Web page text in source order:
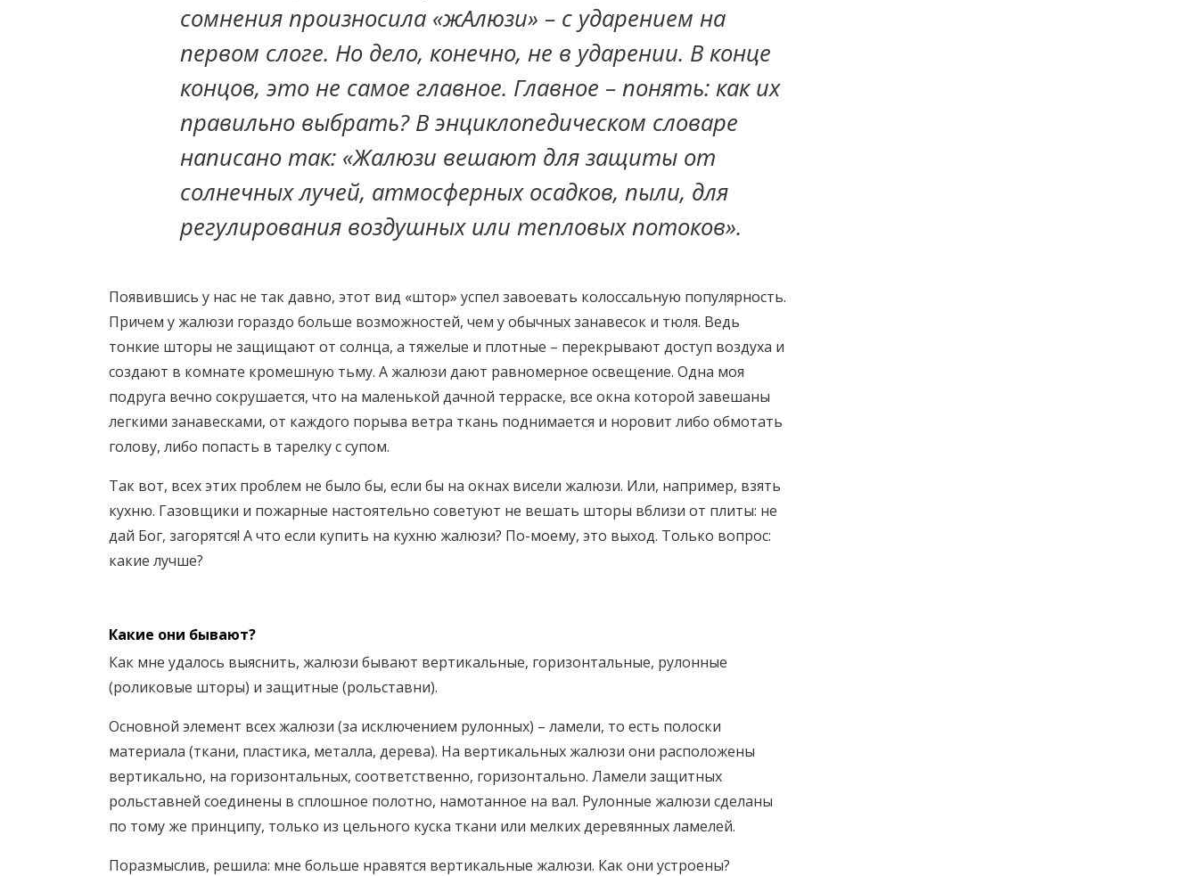
сомнения произносила «жАлюзи» – с ударением на
первом слоге. Но дело, конечно, не в ударении. В конце
концов, это не самое главное. Главное – понять: как их
правильно выбрать? В энциклопедическом словаре
написано так: «Жалюзи вешают для защиты от
солнечных лучей, атмосферных осадков, пыли, для
регулирования воздушных или тепловых потоков».
Появившись у нас не так давно, этот вид «штор» успел завоевать колоссальную популярность.
Причем у жалюзи гораздо больше возможностей, чем у обычных занавесок и тюля. Ведь
тонкие шторы не защищают от солнца, а тяжелые и плотные – перекрывают доступ воздуха и
создают в комнате кромешную тьму. А жалюзи дают равномерное освещение. Одна моя
подруга вечно сокрушается, что на маленькой дачной терраске, все окна которой завешаны
легкими занавесками, от каждого порыва ветра ткань поднимается и норовит либо обмотать
голову, либо попасть в тарелку с супом.
Так вот, всех этих проблем не было бы, если бы на окнах висели жалюзи. Или, например, взять
кухню. Газовщики и пожарные настоятельно советуют не вешать шторы вблизи от плиты: не
дай Бог, загорятся! А что если купить на кухню жалюзи? По-моему, это выход. Только вопрос:
какие лучше?
Какие они бывают?
Как мне удалось выяснить, жалюзи бывают вертикальные, горизонтальные, рулонные
(роликовые шторы) и защитные (рольставни).
Основной элемент всех жалюзи (за исключением рулонных) – ламели, то есть полоски
материала (ткани, пластика, металла, дерева). На вертикальных жалюзи они расположены
вертикально, на горизонтальных, соответственно, горизонтально. Ламели защитных
рольставней соединены в сплошное полотно, намотанное на вал. Рулонные жалюзи сделаны
по тому же принципу, только из цельного куска ткани или мелких деревянных ламелей.
Поразмыслив, решила: мне больше нравятся вертикальные жалюзи. Как они устроены?